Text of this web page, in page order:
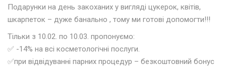
Подарунки на день закоханих у вигляді цукерок, квітів,
шкарпеток – дуже банально , тому ми готові допомогти!!!
Тільки з 10.02. по 10.03. пропонуємо:
✅ -14% на всі косметологічні послуги.
✅при відвідуванні парних процедур – безкоштовний бонус